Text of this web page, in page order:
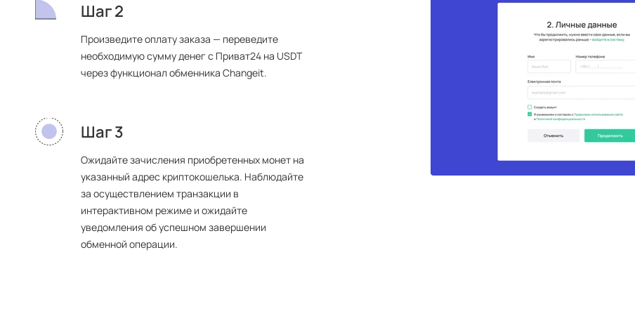
Шаг 2
Произведите оплату заказа — переведите
необходимую сумму денег с Приват24 на USDT
через функционал обменника Changeit.
Шаг 3
Ожидайте зачисления приобретенных монет на
указанный адрес криптокошелька. Наблюдайте
за осуществлением транзакции в
интерактивном режиме и ожидайте
уведомления об успешном завершении
обменной операции.